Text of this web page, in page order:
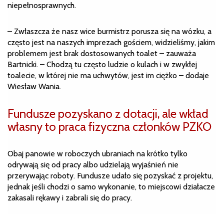
niepełnosprawnych.
– Zwłaszcza że nasz wice burmistrz porusza się na wózku, a
często jest na naszych imprezach gościem, widzieliśmy, jakim
problemem jest brak dostosowanych toalet – zauważa
Bartnicki. – Chodzą tu często ludzie o kulach i w zwykłej
toalecie, w której nie ma uchwytów, jest im ciężko – dodaje
Wiesław Wania.
Fundusze pozyskano z dotacji, ale wkład
własny to praca fizyczna członków PZKO
Obaj panowie w roboczych ubraniach na krótko tylko
odrywają się od pracy albo udzielają wyjaśnień nie
przerywając roboty. Fundusze udało się pozyskać z projektu,
jednak jeśli chodzi o samo wykonanie, to miejscowi działacze
zakasali rękawy i zabrali się do pracy.